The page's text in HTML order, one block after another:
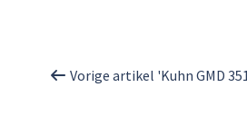
Vorige artikel 'Kuhn GMD